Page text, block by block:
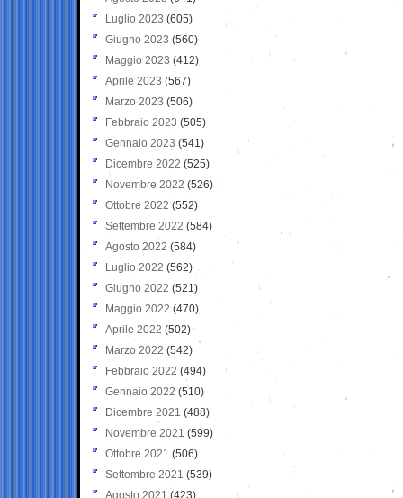
Luglio 2023 (605)
Giugno 2023 (560)
Maggio 2023 (412)
Aprile 2023 (567)
Marzo 2023 (506)
Febbraio 2023 (505)
Gennaio 2023 (541)
Dicembre 2022 (525)
Novembre 2022 (526)
Ottobre 2022 (552)
Settembre 2022 (584)
Agosto 2022 (584)
Luglio 2022 (562)
Giugno 2022 (521)
Maggio 2022 (470)
Aprile 2022 (502)
Marzo 2022 (542)
Febbraio 2022 (494)
Gennaio 2022 (510)
Dicembre 2021 (488)
Novembre 2021 (599)
Ottobre 2021 (506)
Settembre 2021 (539)
Agosto 2021 (423)